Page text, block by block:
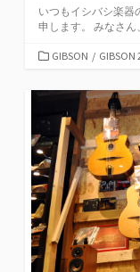
いつもイシバシ楽器
申します。 みなさ
カ
ゴ
ー
GIBSON / GIBSON